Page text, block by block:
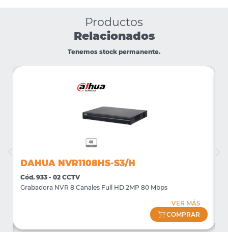
Productos
Relacionados
Tenemos stock permanente.
DAHUA NVR1108HS-S3/H
Cód. 933 - 02 CCTV
Grabadora NVR 8 Canales Full HD 2MP 80 Mbps
VER MÁS
COMPRAR